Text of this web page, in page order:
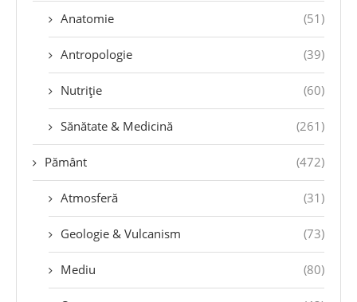
Anatomie (51)
Antropologie (39)
Nutriție (60)
Sănătate & Medicină (261)
Pământ (472)
Atmosferă (31)
Geologie & Vulcanism (73)
Mediu (80)